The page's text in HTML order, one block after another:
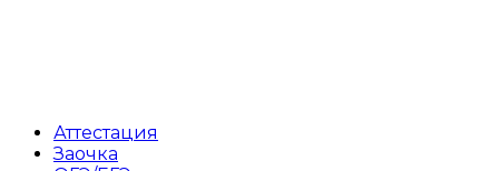
Аттестация
Заочка